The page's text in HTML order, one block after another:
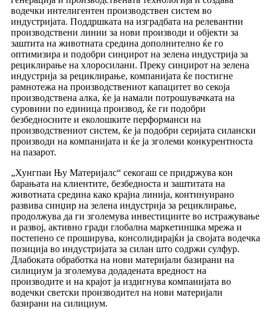
водечки интелигентен производствен систем во
индустријата. Поддршката на изградбата на релевантни
производствени линии за нови производи и објекти за
заштита на животната средина дополнително ќе го
оптимизира и подобри синџирот на зелена индустрија за
рециклирање на хлоросилани. Преку синџирот на зелена
индустрија за рециклирање, компанијата ќе постигне
рамнотежа на производствениот капацитет во секоја
производствена алка, ќе ја намали потрошувачката на
суровини по единица производ, ќе ги подобри
безбедносните и еколошките перформанси на
производствениот систем, ќе ја подобри серијата силански
производи на компанијата и ќе ја зголеми конкурентноста
на пазарот.
„Хунгпаи Њу Материјалс“ секогаш се придржува кон
барањата на клиентите, безбедноста и заштитата на
животната средина како крајна линија, континуирано
развива синџир на зелена индустрија за рециклирање,
продолжува да ги зголемува инвестициите во истражување
и развој, активно гради глобална маркетиншка мрежа и
постепено се проширува, консолидирајќи ја својата водечка
позиција во индустријата за силан што содржи сулфур.
Длабоката обработка на нови материјали базирани на
силициум ја зголемува додадената вредност на
производите и на крајот ја издигнува компанијата во
водечки светски производител на нови материјали
базирани на силициум.